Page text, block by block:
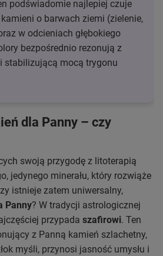
podświadomie najlepiej czuje
o barwach ziemi (zielenie,
w odcieniach głębokiego
bezpośrednio rezonują z
stabilizującą mocą trygonu
dla Panny – czy
swoją przygodę z litoterapią
jedynego minerału, który rozwiąże
istnieje zatem uniwersalny,
Panny? W tradycji astrologicznej
przypada szafirowi. Ten
z Panną kamień szlachetny,
myśli, przynosi jasność umysłu i